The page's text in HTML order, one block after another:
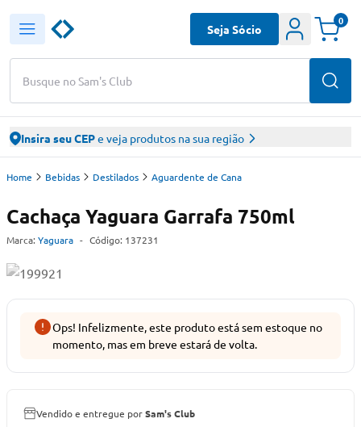
Busque no Sam's Club
Seja Sócio
0
Insira seu CEPe veja produtos na sua região
Home Bebidas Destilados Aguardente de Cana
Cachaça Yaguara Garrafa 750ml
Marca: Yaguara - Código: 137231
Ops! Infelizmente, este produto está sem estoque no
momento, mas em breve estará de volta.
Vendido e entregue porSam's Club